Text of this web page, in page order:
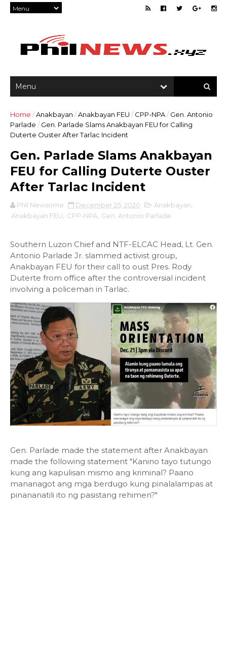
Home /Anakbayan /Anakbayan FEU / CPP-NPA/ Gen. Antonio
Parlade / Gen. Parlade Slams Anakbayan FEU for Calling
Duterte Ouster After Tarlac Incident
Gen. Parlade Slams Anakbayan
FEU for Calling Duterte Ouster
After Tarlac Incident
Phil Newsome December 25, 2020 Anakbayan
Anakbayan FEU
CPP-NPA Gen. Antonio Parlade
Southern Luzon Chief and NTF-ELCAC Head, Lt. Gen.
Antonio Parlade Jr. slammed activist group,
Anakbayan FEU for their call to oust Pres. Rody
Duterte from office after the controversial incident
involving a policeman in Tarlac.
Gen. Parlade made the statement after Anakbayan
made the following statement "Kanino tayo tutungo
kung ang kapulisan mismo ang kriminal? Paano
mananagot ang mga berdugo kung pinalalampas at
pinananatili ito ng pasistang rehimen?"